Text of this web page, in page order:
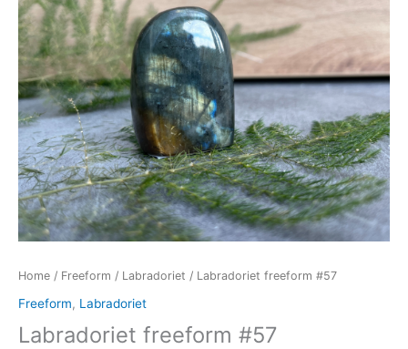
Home / Freeform / Labradoriet / Labradoriet freeform #57
Freeform, Labradoriet
Labradoriet freeform #57